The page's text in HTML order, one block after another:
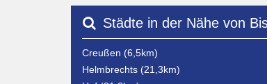
Städte in der Nähe von
Creußen (6,5km)
Helmbrechts (21,3km)